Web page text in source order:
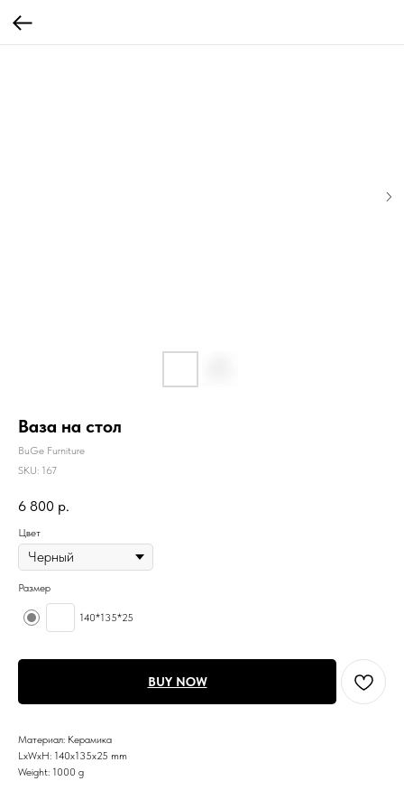
Ваза на стол
BuGe Furniture
SKU: 167
6 800 р.
Цвет
Размер
140*135*25
BUY NOW
Материал: Керамика
LxWxH: 140x135x25 mm
Weight: 1000 g